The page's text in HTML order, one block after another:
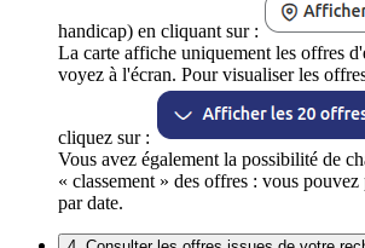
handicap) en cliquant sur :
La carte affiche uniquement les offres
voyez à l'écran. Pour visualiser les
cliquez sur :
Vous avez également la possibilité de
« classement » des offres : vous
par date.